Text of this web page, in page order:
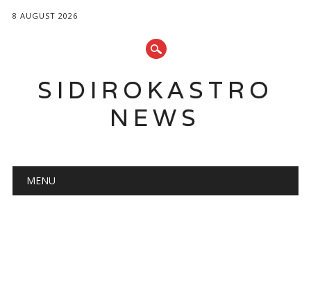
8 AUGUST 2026
SIDIROKASTRO
NEWS
Main menu
MENU